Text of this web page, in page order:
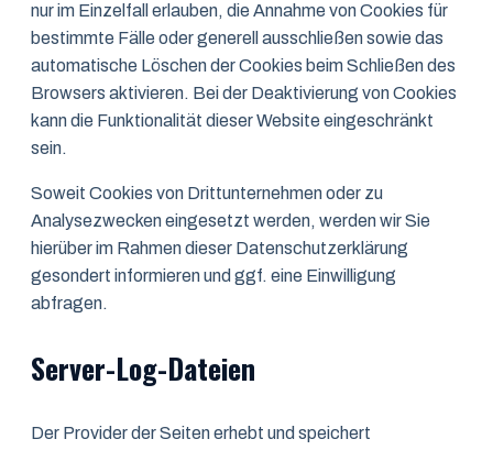
nur im Einzelfall erlauben, die Annahme von Cookies für
bestimmte Fälle oder generell ausschließen sowie das
automatische Löschen der Cookies beim Schließen des
Browsers aktivieren. Bei der Deaktivierung von Cookies
kann die Funktionalität dieser Website eingeschränkt
sein.
Soweit Cookies von Drittunternehmen oder zu
Analysezwecken eingesetzt werden, werden wir Sie
hierüber im Rahmen dieser Datenschutzerklärung
gesondert informieren und ggf. eine Einwilligung
abfragen.
Server-Log-Dateien
Der Provider der Seiten erhebt und speichert